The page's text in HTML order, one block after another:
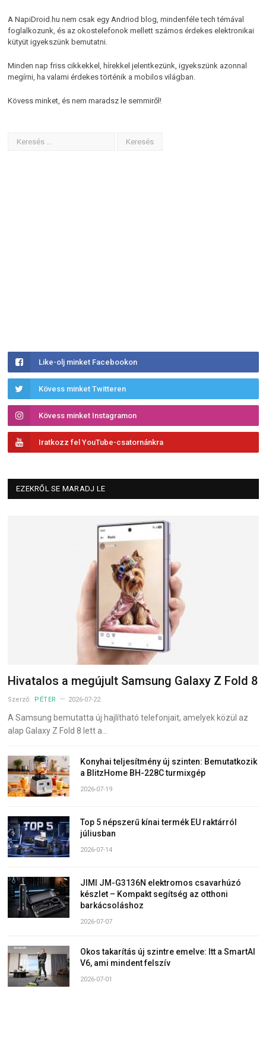
A NapiDroid.hu nem csak egy Andriod blog, mindenféle tech témával
foglalkozunk, és az okostelefonok mellett számos érdekes elektronikai
kütyüt igyekszünk bemutatni.
Minden nap friss cikkekkel, hírekkel jelentkezünk, igyekszünk azonnal
megírni, ha valami érdekes történik a mobilos világban.
Kövess minket, és nem maradsz le semmiről!
Like-olj minket Facebookon
Kövess minket Twitteren
Kövess minket Instagramon
Iratkozz fel YouTube-csatornánkra
EZEKRŐL SE MARADJ LE
Hivatalos a megújult Samsung Galaxy Z Fold 8
Szerző: PÉTER 2026-07-22
A Samsung bemutatta új hajlítható telefonjait, amelyek közül az
alap Galaxy Z Fold 8 lett a…
Konyhai teljesítmény új szinten: Bemutatkozik
a BlitzHome BH-228C turmixgép
2026-07-19
Top 5 népszerű kínai termék EU raktárról
júliusban
2026-07-14
JIMI JM-G3136N elektromos csavarhúzó
készlet – Kompakt segítség az otthoni
barkácsoláshoz
2026-07-07
Okos takarítás új szintre emelve: Itt a SmartAI
V6, ami mindent felszív
2026-07-01